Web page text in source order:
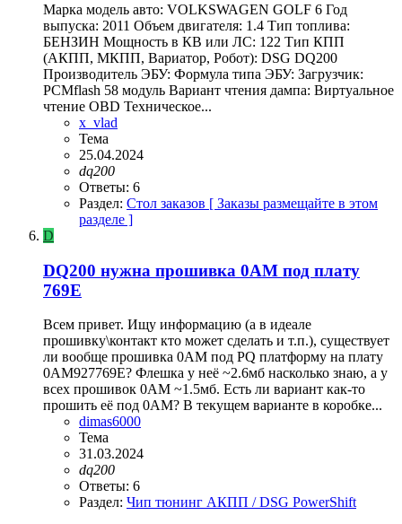
Марка модель авто: VOLKSWAGEN GOLF 6 Год
выпуска: 2011 Объем двигателя: 1.4 Тип топлива:
БЕНЗИН Мощность в КВ или ЛС: 122 Тип КПП
(АКПП, МКПП, Вариатор, Робот): DSG DQ200
Производитель ЭБУ: Формула типа ЭБУ: Загрузчик:
PCMflash 58 модуль Вариант чтения дампа: Виртуальное
чтение OBD Техническое...
x_vlad
Тема
25.04.2024
dq200
Ответы: 6
Раздел: Стол заказов [ Заказы размещайте в этом
разделе ]
D
DQ200 нужна прошивка 0AM под плату
769E
Всем привет. Ищу информацию (а в идеале
прошивку\контакт кто может сделать и т.п.), существует
ли вообще прошивка 0AM под PQ платформу на плату
0AM927769E? Флешка у неё ~2.6мб насколько знаю, а у
всех прошивок 0AM ~1.5мб. Есть ли вариант как-то
прошить её под 0AM? В текущем варианте в коробке...
dimas6000
Тема
31.03.2024
dq200
Ответы: 6
Раздел: Чип тюнинг АКПП / DSG PowerShift